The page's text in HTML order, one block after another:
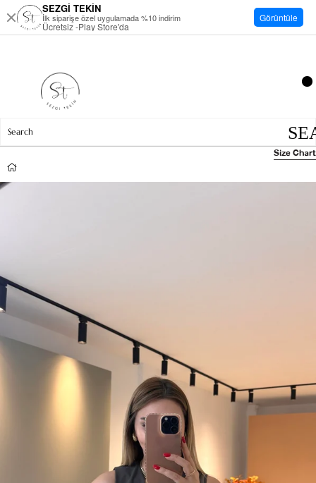
Size Chart
SEZGİ TEKİN
İlk siparişe özel uygulamada %10 indirim
Ücretsiz -Play Store'da
Görüntüle